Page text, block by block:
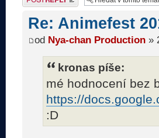
Re: Animefest
od Nya-chan Production »
kronas píše:
mé hodnocení bez
https://
:D